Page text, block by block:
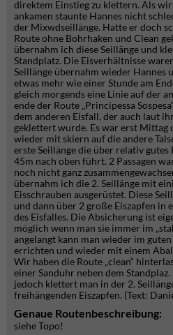
direktem Einstieg zu klettern. Als
ankamen staunte Hannes nicht
der Mixwdseillänge. Hatte er doch
Route ohne Bohrhaken und Clean
übernahm ich diese Seillänge und
Standplatz. Die Eisverhältnisse
Seillänge übernahm wieder Hannes
etwas mehr wie einer Stunde am
gleich morgends eine Linie auf der
ende der Route „Principessa
dem anderen Eisfall, der auch laut
geklettert wurde. Es war erst
wieder mit skiern auf die andere
erste Seillänge die über relativ
45m nach oben führt. 2 Passagen
noch nicht ganz
übernahm ich die 2. Seillänge mit
Eisschrauben ausgerüstet. Diese
und dann über 2 große Eiszapfen in
des Eisfalles. Die Absicherung ist
möglich wenn man sie immer im
angelangt kann man wieder im
errichten und wieder mit einem
Wir haben die Route „clean“
einer Sanduhr neben dem
jedoch klettert man in der 2.
freihängenden Eiszapfen. (Text:
Genaue Routenbeschreibung:
siehe Topo!